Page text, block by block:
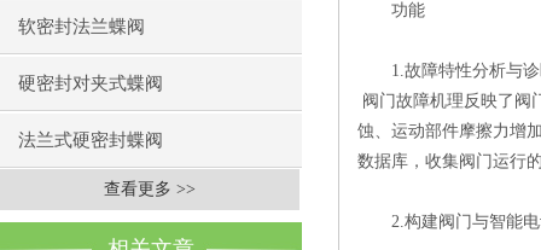
软密封法兰蝶阀
硬密封对夹式蝶阀
法兰式硬密封蝶阀
查看更多 >>
功能
1.故障特性分析与诊
阀门故障机理反映了阀
蚀、运动部件摩擦力增
数据库，收集阀门运行
2.构建阀门与智能电